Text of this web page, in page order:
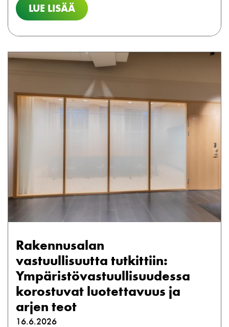
LUE LISÄÄ
Rakennusalan
vastuullisuutta tutkittiin:
Ympäristövastuullisuudessa
korostuvat luotettavuus ja
arjen teot
16.6.2026